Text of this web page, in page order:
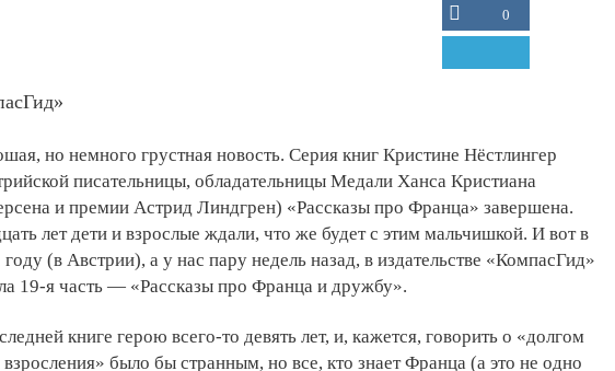
0
но немного грустная новость. Серия книг Кристине Нёстлингер
писательницы, обладательницы Медали Ханса Кристиана
и премии Астрид Линдгрен) «Рассказы про Франца» завершена.
лет дети и взрослые ждали, что же будет с этим мальчишкой. И вот в
году (в Австрии), а у нас пару недель назад, в издательстве «КомпасГид»
19-я часть — «Рассказы про Франца и дружбу».
книге герою всего-то девять лет, и, кажется, говорить о «долгом
взросления» было бы странным, но все, кто знает Франца (а это не одно